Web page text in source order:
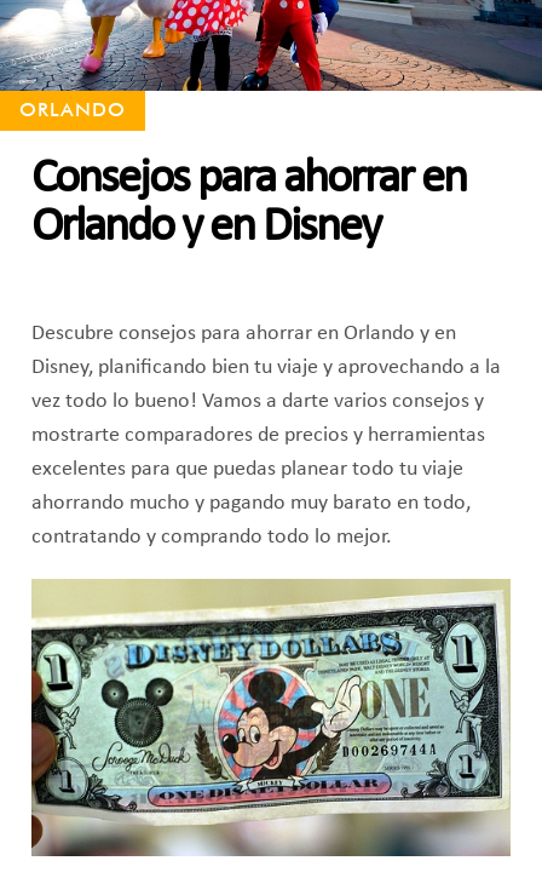
ORLANDO
Consejos para ahorrar en
Orlando y en Disney
Descubre consejos para ahorrar en Orlando y en
Disney, planificando bien tu viaje y aprovechando a la
vez todo lo bueno! Vamos a darte varios consejos y
mostrarte comparadores de precios y herramientas
excelentes para que puedas planear todo tu viaje
ahorrando mucho y pagando muy barato en todo,
contratando y comprando todo lo mejor.